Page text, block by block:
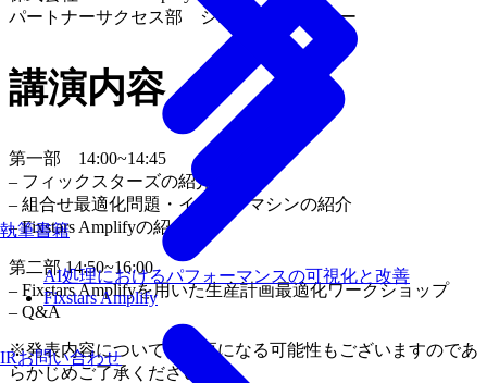
執筆書籍
AI処理におけるパフォーマンスの可視化と改善
Fixstars Amplify
IRお問い合わせ
パートナーサクセス部 シニアディレクター
講演内容
第一部 14:00~14:45
– フィックスターズの紹介
– 組合せ最適化問題・イジングマシンの紹介
– Fixstars Amplifyの紹介
第二部 14:50~16:00
– Fixstars Amplifyを用いた生産計画最適化ワークショップ
– Q&A
※発表内容については変更になる可能性もございますのであ
らかじめご了承ください。